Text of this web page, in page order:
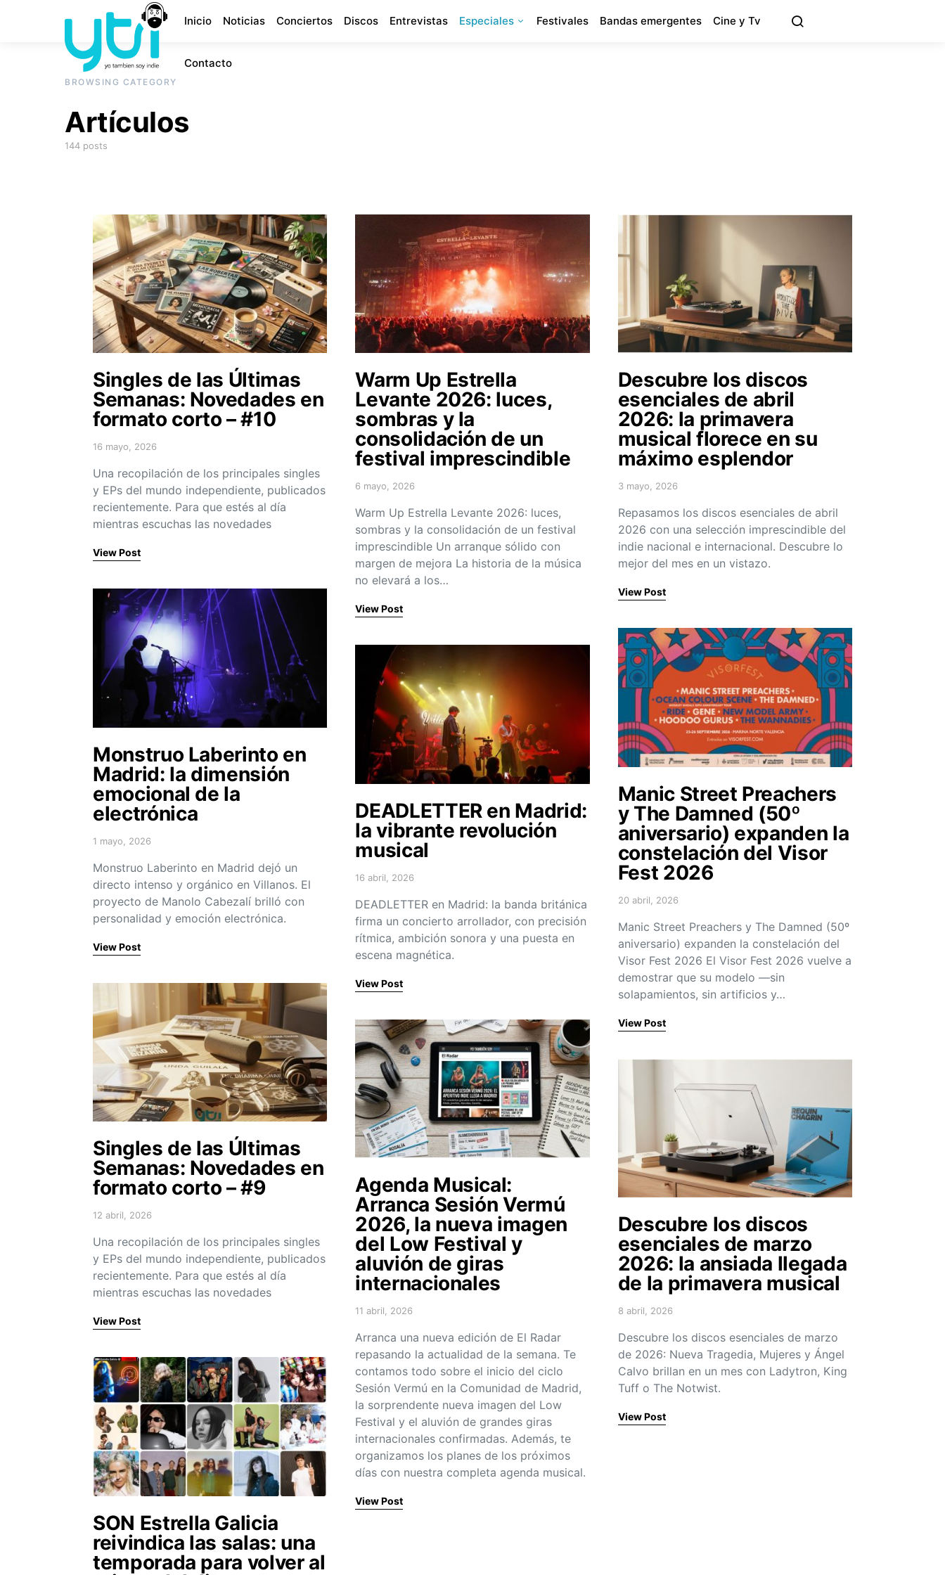
Inicio Noticias Conciertos Discos Entrevistas Especiales Festivales Bandas emergentes Cine y Tv
Contacto
BROWSING CATEGORY
Artículos
144 posts
Singles de las Últimas
Semanas: Novedades en
formato corto – #10
Posted on
16 mayo, 2026
Una recopilación de los principales singles
y EPs del mundo independiente, publicados
recientemente. Para que estés al día
mientras escuchas las novedades
View Post
Monstruo Laberinto en
Madrid: la dimensión
emocional de la
electrónica
Posted on
1 mayo, 2026
Monstruo Laberinto en Madrid dejó un
directo intenso y orgánico en Villanos. El
proyecto de Manolo Cabezalí brilló con
personalidad y emoción electrónica.
View Post
Singles de las Últimas
Semanas: Novedades en
formato corto – #9
Posted on
12 abril, 2026
Una recopilación de los principales singles
y EPs del mundo independiente, publicados
recientemente. Para que estés al día
mientras escuchas las novedades
View Post
SON Estrella Galicia
reivindica las salas: una
temporada para volver al
Warm Up Estrella
Levante 2026: luces,
sombras y la
consolidación de un
festival imprescindible
Posted on
6 mayo, 2026
Warm Up Estrella Levante 2026: luces,
sombras y la consolidación de un festival
imprescindible Un arranque sólido con
margen de mejora La historia de la música
no elevará a los…
View Post
DEADLETTER en Madrid:
la vibrante revolución
musical
Posted on
16 abril, 2026
DEADLETTER en Madrid: la banda británica
firma un concierto arrollador, con precisión
rítmica, ambición sonora y una puesta en
escena magnética.
View Post
Agenda Musical:
Arranca Sesión Vermú
2026, la nueva imagen
del Low Festival y
aluvión de giras
internacionales
Posted on
11 abril, 2026
Arranca una nueva edición de El Radar
repasando la actualidad de la semana. Te
contamos todo sobre el inicio del ciclo
Sesión Vermú en la Comunidad de Madrid,
la sorprendente nueva imagen del Low
Festival y el aluvión de grandes giras
internacionales confirmadas. Además, te
organizamos los planes de los próximos
días con nuestra completa agenda musical.
View Post
Descubre los discos
esenciales de abril
2026: la primavera
musical florece en su
máximo esplendor
Posted on
3 mayo, 2026
Repasamos los discos esenciales de abril
2026 con una selección imprescindible del
indie nacional e internacional. Descubre lo
mejor del mes en un vistazo.
View Post
Manic Street Preachers
y The Damned (50º
aniversario) expanden la
constelación del Visor
Fest 2026
Posted on
20 abril, 2026
Manic Street Preachers y The Damned (50º
aniversario) expanden la constelación del
Visor Fest 2026 El Visor Fest 2026 vuelve a
demostrar que su modelo —sin
solapamientos, sin artificios y…
View Post
Descubre los discos
esenciales de marzo
2026: la ansiada llegada
de la primavera musical
Posted on
8 abril, 2026
Descubre los discos esenciales de marzo
de 2026: Nueva Tragedia, Mujeres y Ángel
Calvo brillan en un mes con Ladytron, King
Tuff o The Notwist.
View Post